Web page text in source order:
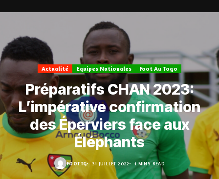
Actualité Equipes Nationales Foot Au Togo
Préparatifs CHAN 2023:
L’impérative confirmation
des Éperviers face aux
Éléphants
FOOT.TG 31 JUILLET 2022 1 MINS READ